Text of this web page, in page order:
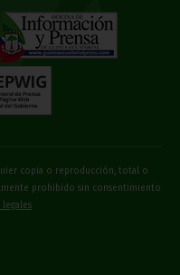
copia o reproducción, total o
prohibido sin consentimiento
legales